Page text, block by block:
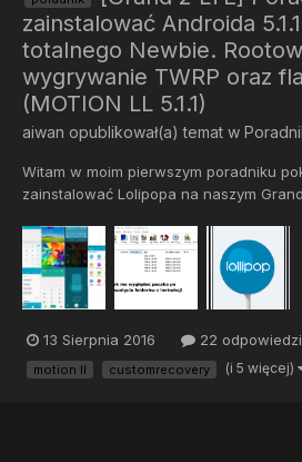
zainstalować Androida
totalnego Newbie.
wygrywanie TWRP oraz
(MOTION LL 5.1.1)
aiwan opublikował(a) temat w
Witam w moim pierwszym poradniku
zainstalować Lolipopa na naszym
odpowiadam za uszkodzone kart sd/
postępował z instrukcją wszystko
nam będzie...
13 Sierpnia 2016 22 odpowiedzi
motion ll customrecovery (i 5 więcej)